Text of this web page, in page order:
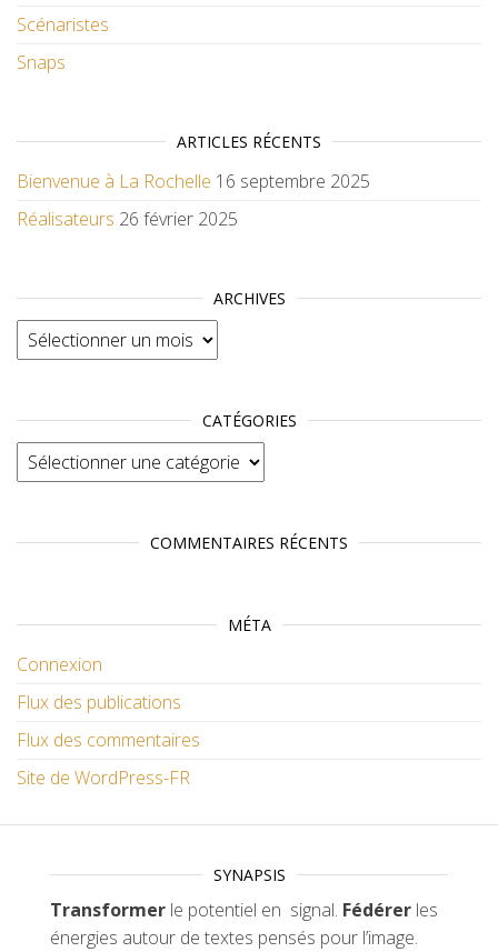
Scénaristes
Snaps
ARTICLES RÉCENTS
Bienvenue à La Rochelle 16 septembre 2025
Réalisateurs 26 février 2025
ARCHIVES
Archives
CATÉGORIES
Catégories
COMMENTAIRES RÉCENTS
MÉTA
Connexion
Flux des publications
Flux des commentaires
Site de WordPress-FR
SYNAPSIS
Transformer le potentiel en signal. Fédérer les
énergies autour de textes pensés pour l’image.